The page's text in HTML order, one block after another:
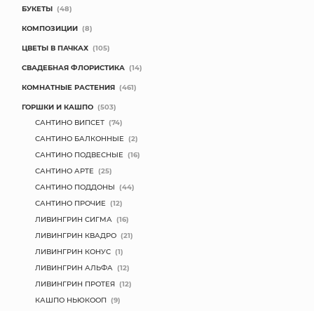
БУКЕТЫ (48)
КОМПОЗИЦИИ (8)
ЦВЕТЫ В ПАЧКАХ (105)
СВАДЕБНАЯ ФЛОРИСТИКА (14)
КОМНАТНЫЕ РАСТЕНИЯ (461)
ГОРШКИ И КАШПО (503)
САНТИНО ВИПСЕТ (74)
САНТИНО БАЛКОННЫЕ (2)
САНТИНО ПОДВЕСНЫЕ (16)
САНТИНО АРТЕ (25)
САНТИНО ПОДДОНЫ (44)
САНТИНО ПРОЧИЕ (12)
ЛИВИНГРИН СИГМА (16)
ЛИВИНГРИН КВАДРО (21)
ЛИВИНГРИН КОНУС (1)
ЛИВИНГРИН АЛЬФА (12)
ЛИВИНГРИН ПРОТЕЯ (12)
КАШПО НЬЮКООП (9)